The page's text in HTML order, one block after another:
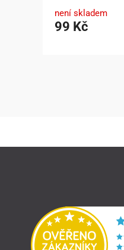
není skladem
99 Kč